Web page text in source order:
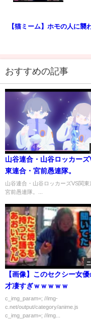
【猫ミーム】ホモの人に襲
おすすめの記事
山谷連合・山谷ロッカーズ
東連合・宮前愚連隊。
山谷連合・山谷ロッカーズVS関東
宮前愚連隊。...
【画像】このセクシー女
才凄すぎｗｗｗｗｗ
c_img_param=; //img-
c.net/output/category/anime.js
c_img_param=; //img...